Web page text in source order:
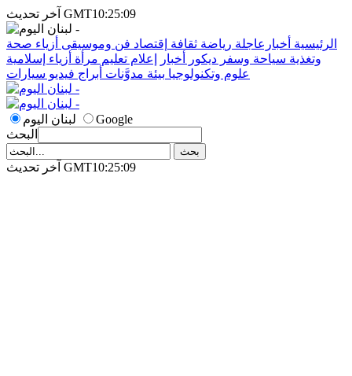
آخر تحديث GMT10:25:09
الرئيسية أخبارعاجلة رياضة ثقافة إقتصاد فن وموسيقى أزياء صحة
وتغذية سياحة وسفر ديكور أخبار إعلام تعليم مرأة أزياء إسلامية
علوم وتكنولوجيا بيئة مدوَّنات أبراج فيديو سيارات
لبنان اليوم
Google
البحث
آخر تحديث GMT10:25:09